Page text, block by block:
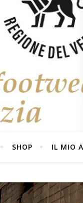
SHOP IL MIO